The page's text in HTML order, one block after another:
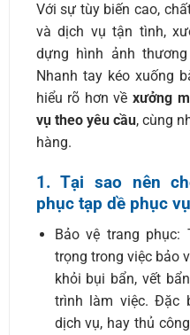
Với sự tùy biến cao,
và dịch vụ tận tình,
dựng hình ảnh
Nhanh tay kéo xuống
hiểu rõ hơn về xưởng
vụ theo yêu cầu, cùng
hàng.
1. Tại sao nên
phục tạp dề phục
Bảo vệ trang phục:
trọng trong việc bảo
khỏi bụi bẩn, vết
trình làm việc. Đặc
dịch vụ, hay thủ